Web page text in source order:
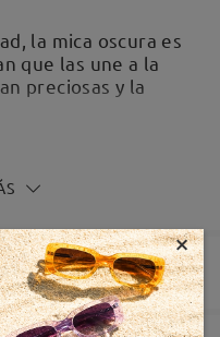
la mica oscura es
que las une a la
preciosas y la
×